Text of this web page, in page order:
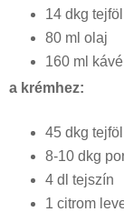
14 dkg
80 ml olaj
160 ml kávé
a krémhez:
45 dkg tejföl
8-10 dkg
4 dl tejszín
1 citrom